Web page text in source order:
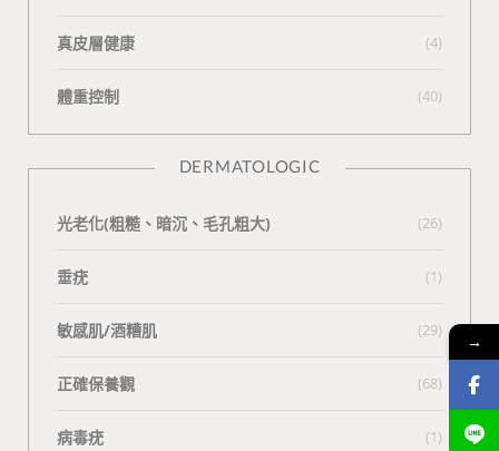
真皮層健康 (4)
體重控制 (40)
DERMATOLOGIC
光老化(粗糙、暗沉、毛孔粗大) (26)
垂疣 (1)
敏感肌/酒糟肌 (29)
正確保養觀 (68)
病毒疣 (1)
→